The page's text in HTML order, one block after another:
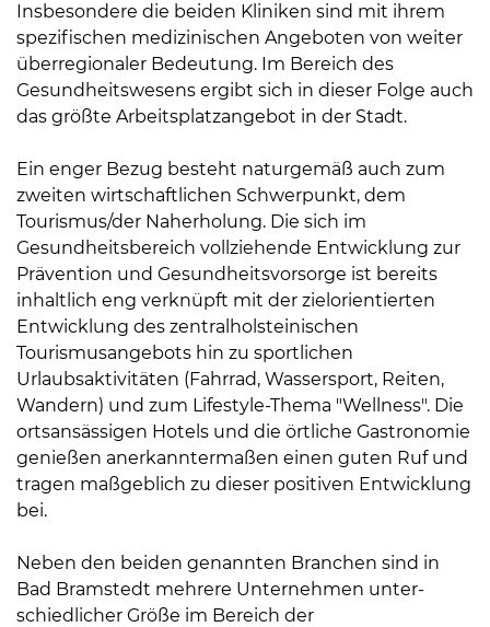
zentrale@badbramstedt.de
Mo,
Di,
Fr
Uhr
Do
08
Uhr
14
Insbesondere die beiden Kliniken sind mit ihrem
spezifischen medizinischen Angeboten von weiter
überregionaler Bedeutung. Im Bereich des
Gesundheitswesens ergibt sich in dieser Folge auch
das größte Arbeitsplatzangebot in der Stadt.
Ein enger Bezug besteht naturgemäß auch zum
zweiten wirtschaftlichen Schwerpunkt, dem
Tourismus/der Naherholung. Die sich im
Gesundheitsbereich vollziehende Entwicklung zur
Prävention und Gesundheitsvorsorge ist bereits
inhaltlich eng verknüpft mit der zielorientierten
Entwicklung des zentralholsteinischen
Tourismusangebots hin zu sportlichen
Urlaubsaktivitäten (Fahrrad, Wassersport, Reiten,
Wandern) und zum Lifestyle-Thema "Wellness". Die
ortsansässigen Hotels und die örtliche Gastronomie
genießen anerkanntermaßen einen guten Ruf und
tragen maßgeblich zu dieser positiven Entwicklung
bei.
Neben den beiden genannten Branchen sind in
Bad Bramstedt mehrere Unternehmen unter-
schiedlicher Größe im Bereich der